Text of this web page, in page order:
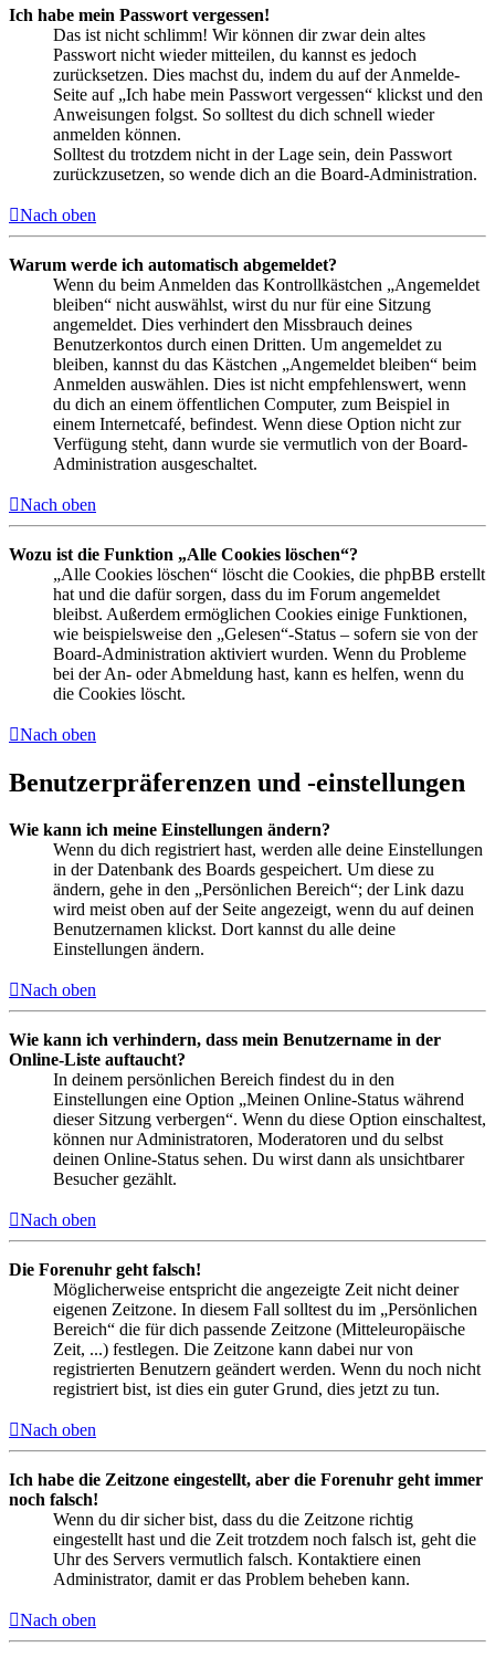
Ich habe mein Passwort vergessen!
Das ist nicht schlimm! Wir können dir zwar dein altes
Passwort nicht wieder mitteilen, du kannst es jedoch
zurücksetzen. Dies machst du, indem du auf der Anmelde-
Seite auf „Ich habe mein Passwort vergessen“ klickst und den
Anweisungen folgst. So solltest du dich schnell wieder
anmelden können.
Solltest du trotzdem nicht in der Lage sein, dein Passwort
zurückzusetzen, so wende dich an die Board-Administration.
Nach oben
Warum werde ich automatisch abgemeldet?
Wenn du beim Anmelden das Kontrollkästchen „Angemeldet
bleiben“ nicht auswählst, wirst du nur für eine Sitzung
angemeldet. Dies verhindert den Missbrauch deines
Benutzerkontos durch einen Dritten. Um angemeldet zu
bleiben, kannst du das Kästchen „Angemeldet bleiben“ beim
Anmelden auswählen. Dies ist nicht empfehlenswert, wenn
du dich an einem öffentlichen Computer, zum Beispiel in
einem Internetcafé, befindest. Wenn diese Option nicht zur
Verfügung steht, dann wurde sie vermutlich von der Board-
Administration ausgeschaltet.
Nach oben
Wozu ist die Funktion „Alle Cookies löschen“?
„Alle Cookies löschen“ löscht die Cookies, die phpBB erstellt
hat und die dafür sorgen, dass du im Forum angemeldet
bleibst. Außerdem ermöglichen Cookies einige Funktionen,
wie beispielsweise den „Gelesen“-Status – sofern sie von der
Board-Administration aktiviert wurden. Wenn du Probleme
bei der An- oder Abmeldung hast, kann es helfen, wenn du
die Cookies löscht.
Nach oben
Benutzerpräferenzen und -einstellungen
Wie kann ich meine Einstellungen ändern?
Wenn du dich registriert hast, werden alle deine Einstellungen
in der Datenbank des Boards gespeichert. Um diese zu
ändern, gehe in den „Persönlichen Bereich“; der Link dazu
wird meist oben auf der Seite angezeigt, wenn du auf deinen
Benutzernamen klickst. Dort kannst du alle deine
Einstellungen ändern.
Nach oben
Wie kann ich verhindern, dass mein Benutzername in der
Online-Liste auftaucht?
In deinem persönlichen Bereich findest du in den
Einstellungen eine Option „Meinen Online-Status während
dieser Sitzung verbergen“. Wenn du diese Option einschaltest,
können nur Administratoren, Moderatoren und du selbst
deinen Online-Status sehen. Du wirst dann als unsichtbarer
Besucher gezählt.
Nach oben
Die Forenuhr geht falsch!
Möglicherweise entspricht die angezeigte Zeit nicht deiner
eigenen Zeitzone. In diesem Fall solltest du im „Persönlichen
Bereich“ die für dich passende Zeitzone (Mitteleuropäische
Zeit, ...) festlegen. Die Zeitzone kann dabei nur von
registrierten Benutzern geändert werden. Wenn du noch nicht
registriert bist, ist dies ein guter Grund, dies jetzt zu tun.
Nach oben
Ich habe die Zeitzone eingestellt, aber die Forenuhr geht immer
noch falsch!
Wenn du dir sicher bist, dass du die Zeitzone richtig
eingestellt hast und die Zeit trotzdem noch falsch ist, geht die
Uhr des Servers vermutlich falsch. Kontaktiere einen
Administrator, damit er das Problem beheben kann.
Nach oben